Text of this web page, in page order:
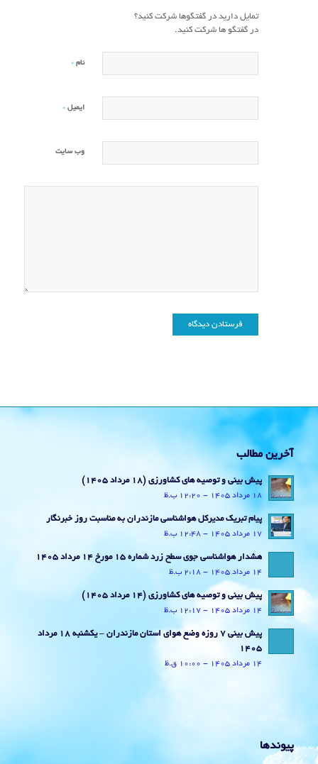
تمایل دارید در گفتگوها شرکت کنید؟
در گفتگو ها شرکت کنید.
نام *
ایمیل *
وب‌ سایت
آخرین مطالب
پیش بینی و توصیه های کشاورزی (18 مرداد ۱۴۰۵)
18 مرداد 1405 - 12:20 ب.ظ
پیام تبریک مدیرکل هواشناسی مازندران به مناسبت روز خبرنگار
17 مرداد 1405 - 12:48 ب.ظ
هشدار هواشناسی جوی سطح زرد شماره 15 مورخ 14 مرداد 1405
14 مرداد 1405 - 2:18 ب.ظ
پیش بینی و توصیه های کشاورزی (14 مرداد ۱۴۰۵)
14 مرداد 1405 - 12:17 ب.ظ
پیش بینی 7 روزه وضع هوای استان مازندران – یکشنبه 18 مرداد
1405
14 مرداد 1405 - 10:00 ق.ظ
پیوندها